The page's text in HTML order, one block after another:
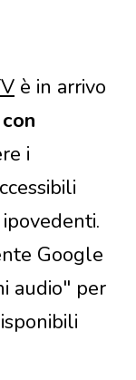
è in arrivo
i
Google
audio" per